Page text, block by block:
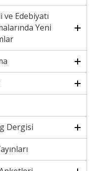
Edebiyatı
Yeni
Dergisi